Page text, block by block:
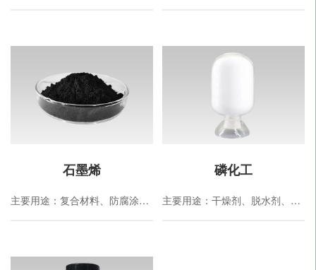
石墨烯
主要用途：复合材料、防腐涂料、大健康及节能环保领域
磷化工
主要用途：干燥剂、脱水剂、乳化剂、新能源电池等